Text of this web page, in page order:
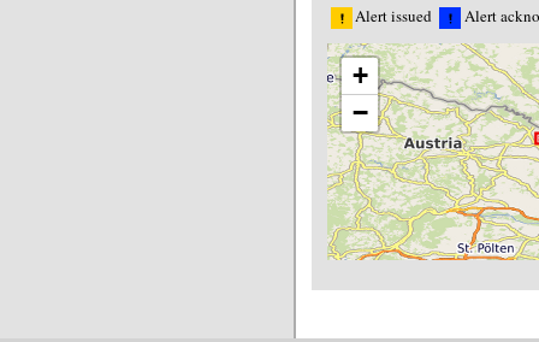
Alert issued Alert
+
−